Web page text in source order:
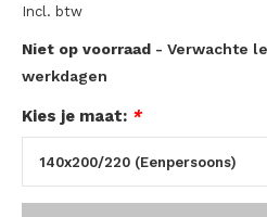
Incl. btw
Niet op voorraad - Verwachte
werkdagen
Kies je maat: *